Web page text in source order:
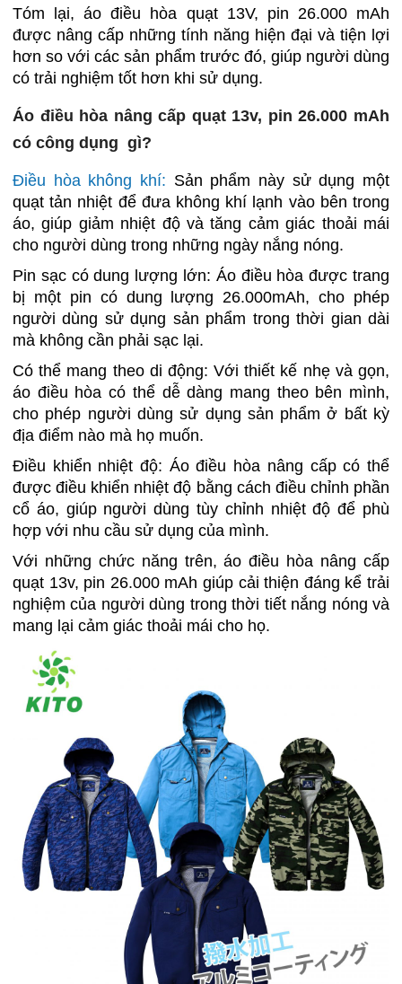
Tóm lại, áo điều hòa quạt 13V, pin 26.000 mAh
được nâng cấp những tính năng hiện đại và tiện lợi
hơn so với các sản phẩm trước đó, giúp người dùng
có trải nghiệm tốt hơn khi sử dụng.
Áo điều hòa nâng cấp quạt 13v, pin 26.000 mAh
có công dụng gì?
Điều hòa không khí: Sản phẩm này sử dụng một
quạt tản nhiệt để đưa không khí lạnh vào bên trong
áo, giúp giảm nhiệt độ và tăng cảm giác thoải mái
cho người dùng trong những ngày nắng nóng.
Pin sạc có dung lượng lớn: Áo điều hòa được trang
bị một pin có dung lượng 26.000mAh, cho phép
người dùng sử dụng sản phẩm trong thời gian dài
mà không cần phải sạc lại.
Có thể mang theo di động: Với thiết kế nhẹ và gọn,
áo điều hòa có thể dễ dàng mang theo bên mình,
cho phép người dùng sử dụng sản phẩm ở bất kỳ
địa điểm nào mà họ muốn.
Điều khiển nhiệt độ: Áo điều hòa nâng cấp có thể
được điều khiển nhiệt độ bằng cách điều chỉnh phần
cổ áo, giúp người dùng tùy chỉnh nhiệt độ để phù
hợp với nhu cầu sử dụng của mình.
Với những chức năng trên, áo điều hòa nâng cấp
quạt 13v, pin 26.000 mAh giúp cải thiện đáng kể trải
nghiệm của người dùng trong thời tiết nắng nóng và
mang lại cảm giác thoải mái cho họ.